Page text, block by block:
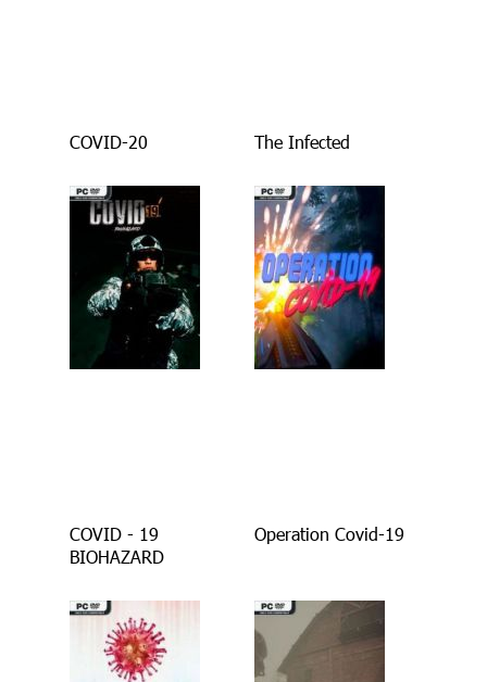
COVID-20 The Infected
COVID - 19
BIOHAZARD
Operation Covid-19